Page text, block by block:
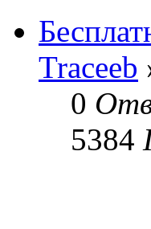
Traceeb
0
5384